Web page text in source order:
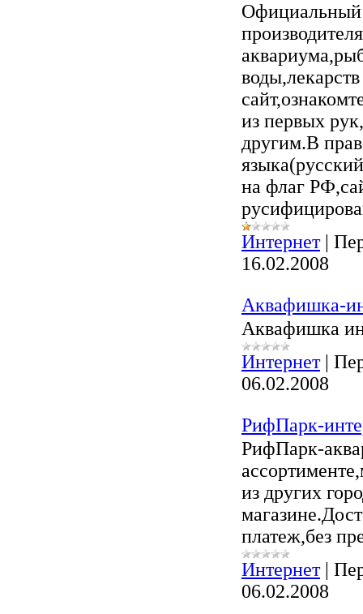
Официальный
из первых
другим.В
на флаг
Интернет|
16.02.2008
Аквафишка-
Аквафишка
Интернет|
06.02.2008
РифПарк-
РифПарк-
из других
платеж,без
Интернет|
06.02.2008